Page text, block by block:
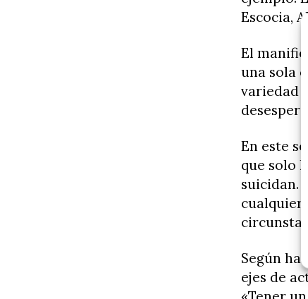
Escocia,
El
una sola
variedad
En este
que solo
suicidan.
Según
ejes de